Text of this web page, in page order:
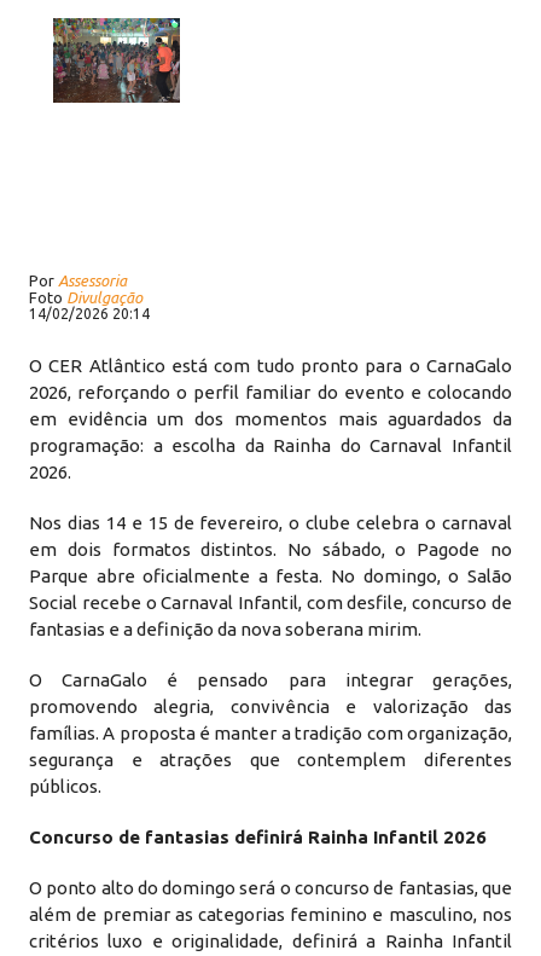
Por Assessoria
Foto Divulgação
14/02/2026 20:14
O CER Atlântico está com tudo pronto para o CarnaGalo
2026, reforçando o perfil familiar do evento e colocando
em evidência um dos momentos mais aguardados da
programação: a escolha da Rainha do Carnaval Infantil
2026.
Nos dias 14 e 15 de fevereiro, o clube celebra o carnaval
em dois formatos distintos. No sábado, o Pagode no
Parque abre oficialmente a festa. No domingo, o Salão
Social recebe o Carnaval Infantil, com desfile, concurso de
fantasias e a definição da nova soberana mirim.
O CarnaGalo é pensado para integrar gerações,
promovendo alegria, convivência e valorização das
famílias. A proposta é manter a tradição com organização,
segurança e atrações que contemplem diferentes
públicos.
Concurso de fantasias definirá Rainha Infantil 2026
O ponto alto do domingo será o concurso de fantasias, que
além de premiar as categorias feminino e masculino, nos
critérios luxo e originalidade, definirá a Rainha Infantil